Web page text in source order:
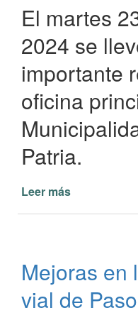
El martes
2024 se
importante
oficina
Patria.
Leer más
en
desarrollo
en
Mejoras en
vial de